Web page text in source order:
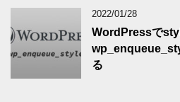
2022/01/28
WordPressで
る